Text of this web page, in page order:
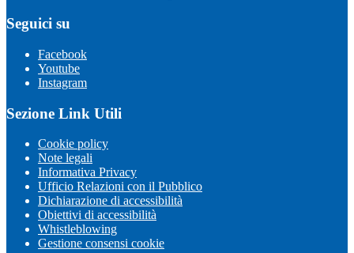
Seguici su
Facebook
Youtube
Instagram
Sezione Link Utili
Cookie policy
Note legali
Informativa Privacy
Ufficio Relazioni con il Pubblico
Dichiarazione di accessibilità
Obiettivi di accessibilità
Whistleblowing
Gestione consensi cookie